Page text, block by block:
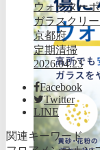
ウォーター
ガラスクリ
京都府
定期清掃
2026.04.23
Facebook
Twitter
LINE
関連キーワード